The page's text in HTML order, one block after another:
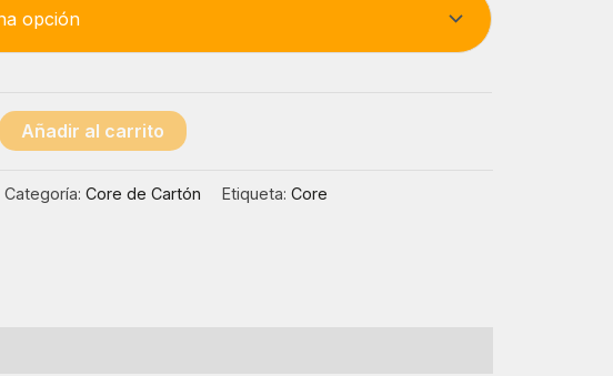
Añadir al carrito
Categoría:Core de Cartón Etiqueta:Core